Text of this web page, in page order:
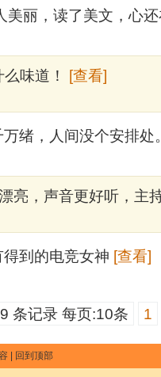
美丽，读了美文，心
么味道！ [查看]
万绪，人间没个安排
亮，声音更好听，主
得到的电竞女神 [查看]
条记录 每页:10条 1
| 回到顶部